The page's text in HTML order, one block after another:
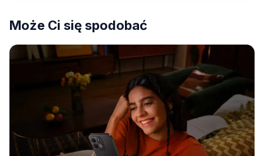
Może Ci się spodobać